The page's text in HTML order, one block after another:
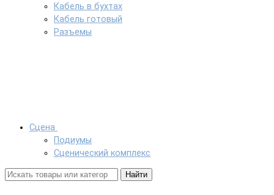
Кабель в бухтах
Кабель готовый
Разъемы
Сцена
Подиумы
Сценический комплекс
Найти